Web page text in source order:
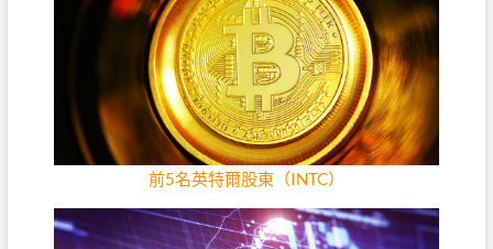
前5名英特爾股東（INTC）